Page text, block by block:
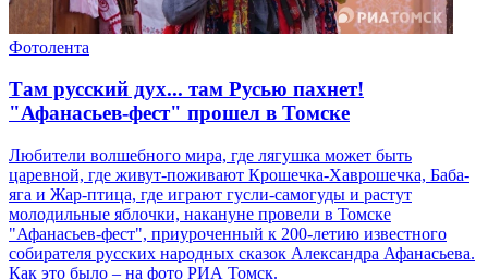
Фотолента
Там русский дух... там Русью пахнет!
"Афанасьев-фест" прошел в Томске
Любители волшебного мира, где лягушка может быть
царевной, где живут-поживают Крошечка-Хаврошечка, Баба-
яга и Жар-птица, где играют гусли-самогуды и растут
молодильные яблочки, накануне провели в Томске
"Афанасьев-фест", приуроченный к 200-летию известного
собирателя русских народных сказок Александра Афанасьева.
Как это было – на фото РИА Томск.